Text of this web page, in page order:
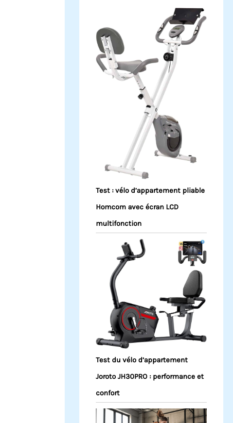
Test : vélo d’appartement pliable
Homcom avec écran LCD
multifonction
Test du vélo d’appartement
Joroto JH30PRO : performance et
confort